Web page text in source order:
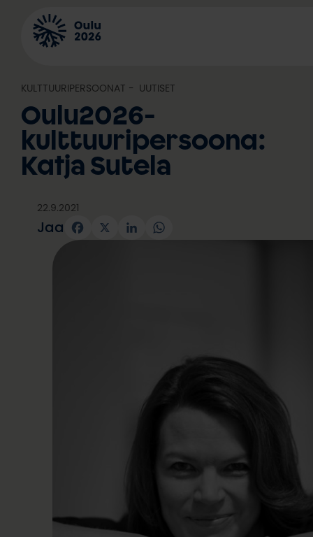
sisältöön
KULTTUURIPERSOONAT UUTISET
Oulu2026-
kulttuuripersoona:
Katja Sutela
22.9.2021
Jaa Facebook
X LinkedInWhatsApp